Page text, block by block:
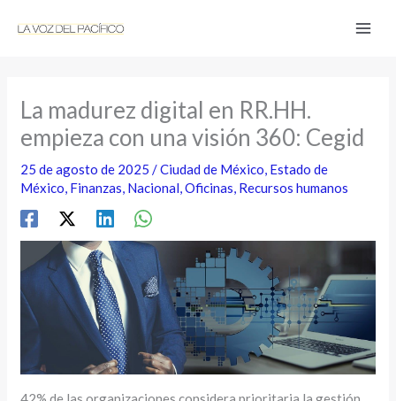
La madurez digital en RR.HH.
empieza con una visión 360: Cegid
25 de agosto de 2025/Ciudad de México, Estado de
México, Finanzas, Nacional,Oficinas, Recursos humanos